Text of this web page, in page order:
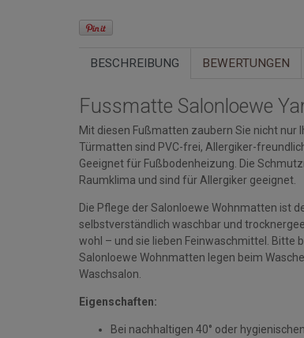
BESCHREIBUNG BEWERTUNGEN
Fussmatte Salonloewe
Mit diesen Fußmatten zaubern Sie nicht nur
Türmatten sind PVC-frei, Allergiker-
Geeignet für Fußbodenheizung. Die
Raumklima und sind für Allergiker geeignet.
Die Pflege der Salonloewe Wohnmatten ist
selbstverständlich waschbar und
wohl – und sie lieben Feinwaschmittel. Bitte
Salonloewe Wohnmatten legen beim
Waschsalon.
Eigenschaften:
Bei nachhaltigen 40° oder